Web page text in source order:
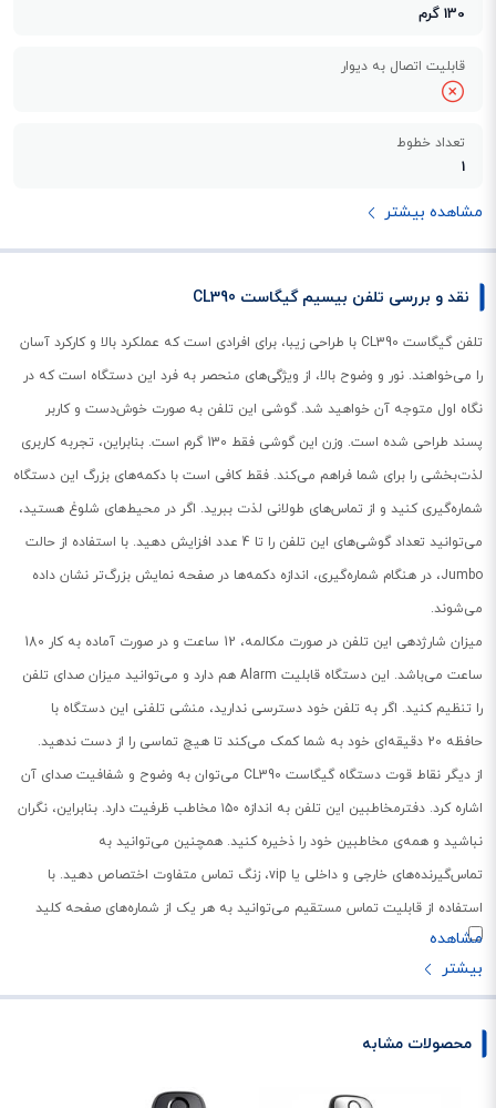
130 گرم
قابلیت اتصال به دیوار
تعداد خطوط
مشاهده بیشتر
نقد و بررسی تلفن بیسیم گیگاست CL390
تلفن گیگاست CL390 با طراحی زیبا، برای افرادی است که عملکرد بالا و کارکرد آسان
را می‌خواهند. نور و وضوح بالا، از ویژگی‌های منحصر به‌ فرد این دستگاه است که در
نگاه اول متوجه آن خواهید شد. گوشی این تلفن به صورت خوش‌دست و کاربر
پسند طراحی شده است. وزن این گوشی فقط 130 گرم است. بنابراین، تجربه‌ کاربری
لذت‌بخشی را برای شما فراهم می‌کند. فقط کافی است با دکمه‌های بزرگ این دستگاه
شماره‌گیری کنید و از تماس‌های طولانی لذت ببرید. اگر در محیط‌های شلوغ هستید،
می‌توانید تعداد گوشی‌های این تلفن را تا 4 عدد افزایش دهید. با استفاده از حالت
Jumbo، در هنگام شماره‌گیری، اندازه دکمه‌ها در صفحه نمایش بزرگ‌تر نشان داده
می‌شوند.
میزان شارژدهی این تلفن در صورت مکالمه، 12 ساعت و در صورت آماده به کار 180
ساعت می‌باشد. این دستگاه قابلیت Alarm هم دارد و می‌توانید میزان صدای تلفن
را تنظیم کنید. اگر به تلفن خود دسترسی ندارید، منشی تلفنی این دستگاه با
حافظه‌ 20 دقیقه‌ای خود به شما کمک می‌کند تا هیچ تماسی را از دست ندهید.
از دیگر نقاط قوت دستگاه گیگاست CL390 می‌توان به وضوح و شفافیت صدای آن
اشاره کرد. دفترمخاطبین این تلفن به اندازه ۱۵۰ مخاطب ظرفیت دارد. بنابراین، نگران
نباشید و همه‌ی مخاطبین خود را ذخیره کنید. همچنین می‌توانید به
تماس‌گیرنده‌های خارجی و داخلی یا vip، زنگ تماس متفاوت اختصاص دهید. با
استفاده از قابلیت تماس مستقیم می‌توانید به هر یک از شماره‌‎های صفحه کلید
خود یک شماره اختصاص دهید تا با فشردن یک دکمه، با آن شخص تماس بگیرید.
اگر تماس‌های ناخواسته دارید به راحتی می‌توانید از قابلیت لیست سیاه استفاده
وارد کنید.
محصولات مشابه